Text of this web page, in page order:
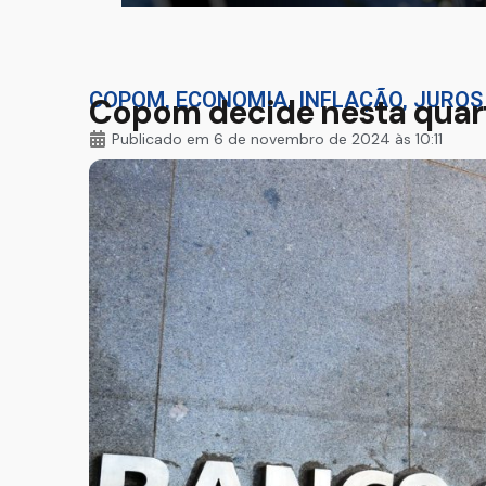
COPOM,ECONOMIA, INFLAÇÃO,
Copom decide nesta
Publicado em 6 de novembro de 2024 às 10:11